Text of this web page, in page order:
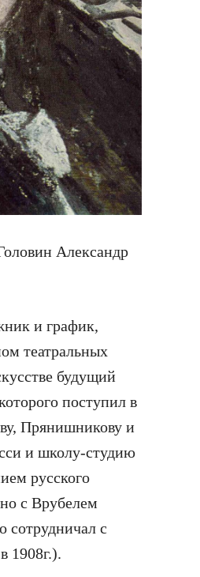
Александр
и график,
театральных
будущий
поступил в
Прянишникову и
и школу-студию
русского
с Врубелем
сотрудничал с
1908г.).